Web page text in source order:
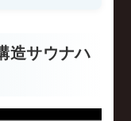
造サウナハ